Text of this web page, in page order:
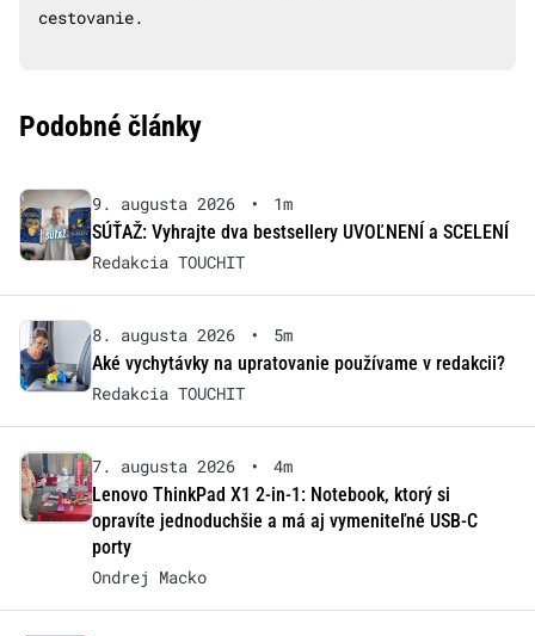
cestovanie.
Podobné články
9. augusta 2026 •
1m
SÚŤAŽ: Vyhrajte dva bestsellery UVOĽNENÍ a SCELENÍ
Redakcia TOUCHIT
8. augusta 2026 •
5m
Aké vychytávky na upratovanie používame v redakcii?
Redakcia TOUCHIT
7. augusta 2026 •
4m
Lenovo ThinkPad X1 2-in-1: Notebook, ktorý si
opravíte jednoduchšie a má aj vymeniteľné USB-C
porty
Ondrej Macko